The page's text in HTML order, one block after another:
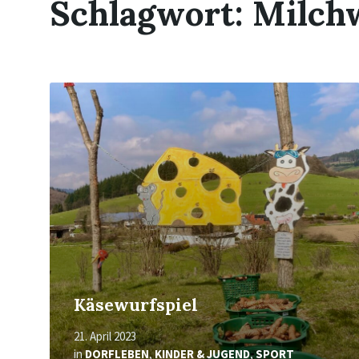
Schlagwort:
Käsewurfspiel
21. April 2023
inDORFLEBEN,KINDER & JUGEND,SPORT
Mehr
erfahren